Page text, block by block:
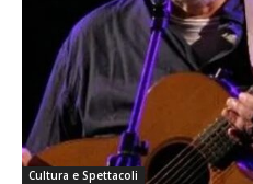
Cultura e Spettacoli